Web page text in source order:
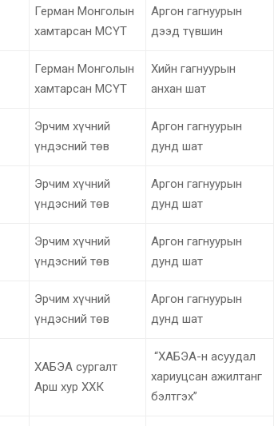
Герман Монголын
хамтарсан МСҮТ
Аргон гагнуурын
дээд түвшин
Герман Монголын
хамтарсан МСҮТ
Хийн гагнуурын
анхан шат
Эрчим хүчний
үндэсний төв
Аргон гагнуурын
дунд шат
Эрчим хүчний
үндэсний төв
Аргон гагнуурын
дунд шат
Эрчим хүчний
үндэсний төв
Аргон гагнуурын
дунд шат
Эрчим хүчний
үндэсний төв
Аргон гагнуурын
дунд шат
ХАБЭА сургалт
Арш хур ХХК
“ХАБЭА-н асуудал
хариуцсан ажилтанг
бэлтгэх”